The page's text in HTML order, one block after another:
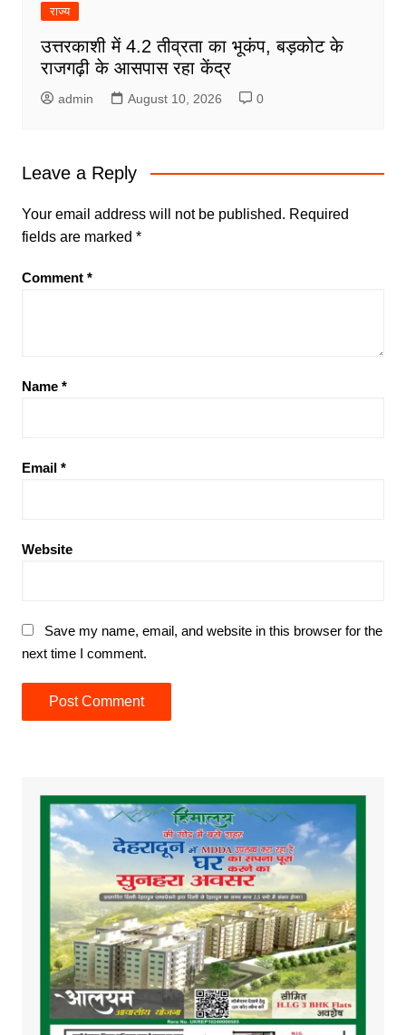
राज्य
उत्तरकाशी में 4.2 तीव्रता का भूकंप, बड़कोट के
राजगढ़ी के आसपास रहा केंद्र
admin August 10, 2026 0
Leave a Reply
Your email address will not be published. Required
fields are marked *
Comment *
Name *
Email *
Website
Save my name, email, and website in this browser for the
next time I comment.